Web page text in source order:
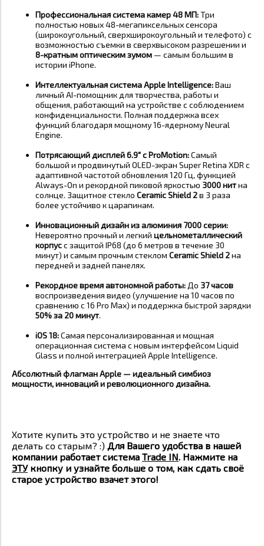
Профессиональная система камер 48 МП:Три
полностью новых 48-мегапиксельных сенсора
(широкоугольный, сверхширокоугольный и телефото) с
возможностью съемки в сверхвысоком разрешении и
8-кратным оптическим зумом — самым большим в
истории iPhone.
Интеллектуальная система Apple Intelligence:Ваш
личный AI-помощник для творчества, работы и
общения, работающий на устройстве с соблюдением
конфиденциальности. Полная поддержка всех
функций благодаря мощному 16-ядерному Neural
Engine.
Потрясающий дисплей 6.9" с ProMotion:Самый
большой и продвинутый OLED-экран Super Retina XDR с
адаптивной частотой обновления 120 Гц, функцией
Always-On и рекордной пиковой яркостью 3000 нитна
солнце. Защитное стекло Ceramic Shield 2в 3 раза
более устойчиво к царапинам.
Инновационный дизайн из алюминия 7000 серии:
Невероятно прочный и легкий цельнометаллический
корпусс защитой IP68 (до 6 метров в течение 30
минут) и самым прочным стеклом Ceramic Shield 2на
передней и задней панелях.
Рекордное время автономной работы: До 37 часов
воспроизведения видео (улучшение на 10 часов по
сравнению с 16 Pro Max) и поддержка быстрой зарядки
50% за 20 минут.
iOS 18:Самая персонализированная и мощная
операционная система с новым интерфейсом Liquid
Glass и полной интеграцией Apple Intelligence.
Абсолютный флагман Apple — идеальный симбиоз
мощности, инноваций и революционного дизайна.
Хотите купить это устройство и не знаете что
делать со старым? :) Для Вашего удобства в нашей
компании работает система Trade IN. Нажмите на
ЭТУкнопку и узнайте больше о том, как сдать своё
старое устройство взачет этого!